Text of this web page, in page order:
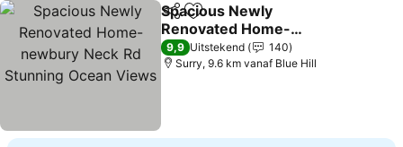
DelenToevoegen aan favorieten
Spacious Newly
Renovated Home-
newbury Neck Rd
Stunning Ocean Views
Prijzen bekijken
9,9 Uitstekend
140
Surry, 9.6 km vanaf Blue Hill